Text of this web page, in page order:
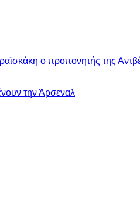
ο προπονητής της
την Άρσεναλ